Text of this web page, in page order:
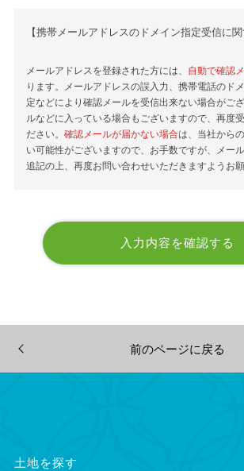
【携帯メールアドレスのドメイン指定受信に関
メールアドレスを登録された方には、 自動で確認
ります。メールアドレスの誤入力、携帯電話のド
定などにより確認メールを受信出来ない場合がご
ルなどに入っている場合もございますので、再度
ださい。 確認メールが届かない場合は、当社から
い可能性がございますので、お手数ですが、メー
追記の上、再度お問い合わせいただきますようお願
前のページに戻る
土地を探す